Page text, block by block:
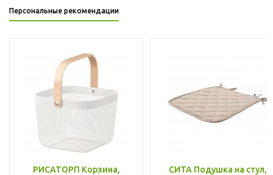
Персональные рекомендации
РИСАТОРП Корзина,
СИТА Подушка на стул,